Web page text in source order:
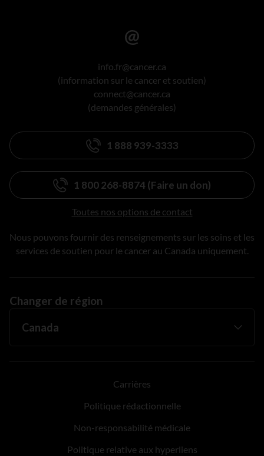
info.fr@cancer.ca
(information sur le cancer et soutien)
connect@cancer.ca
(demandes générales)
1 888 939-3333
1 800 268-8874 (Faire un don)
Toutes nos options de contact
Nous pouvons fournir des renseignements sur les soins et les
services de soutien pour le cancer au Canada uniquement.
Changer de région
Carrières
Politique rédactionnelle
Non-responsabilité médicale
Politique relative aux hyperliens